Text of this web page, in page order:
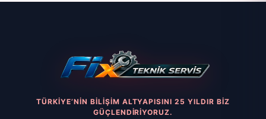
TÜRKIYE’NIN BILIŞIM ALTYAPISINI 25 YILDIR BIZ
GÜÇLENDIRIYORUZ.